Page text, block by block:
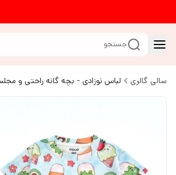
جستجو
سالی گالری لباس نوزادی - بچه گانه راحتی و